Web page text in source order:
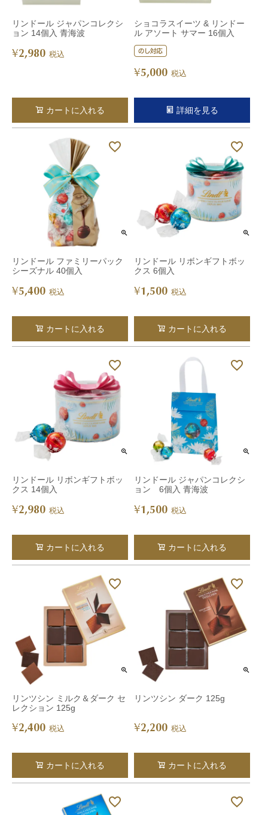
リンドール ジャパンコレクシ
ョン 14個入 青海波
¥2,980 税込
カートに入れる
ショコラスイーツ & リンドー
ル アソート サマー 16個入
¥5,000 税込
詳細を見る
リンドール ファミリーパック
シーズナル 40個入
¥5,400 税込
カートに入れる
リンドール リボンギフトボッ
クス 6個入
¥1,500 税込
カートに入れる
リンドール リボンギフトボッ
クス 14個入
¥2,980 税込
カートに入れる
リンドール ジャパンコレクシ
ョン 6個入 青海波
¥1,500 税込
カートに入れる
リンツシン ミルク＆ダーク セ
レクション 125g
¥2,400 税込
カートに入れる
リンツシン ダーク 125g
¥2,200 税込
カートに入れる